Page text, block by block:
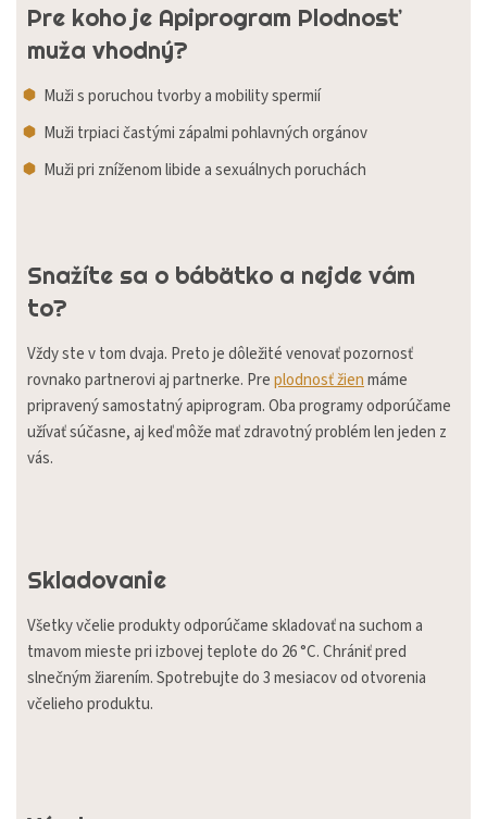
Pre koho je Apiprogram Plodnosť
muža vhodný?
Muži s poruchou tvorby a mobility spermií
Muži trpiaci častými zápalmi pohlavných orgánov
Muži pri zníženom libide a sexuálnych poruchách
Snažíte sa o bábätko a nejde vám
to?
Vždy ste v tom dvaja. Preto je dôležité venovať pozornosť
rovnako partnerovi aj partnerke. Preplodnosť žienmáme
pripravený samostatný apiprogram. Oba programy odporúčame
užívať súčasne, aj keď môže mať zdravotný problém len jeden z
vás.
Skladovanie
Všetky včelie produkty odporúčame skladovať na suchom a
tmavom mieste pri izbovej teplote do 26 °C. Chrániť pred
slnečným žiarením. Spotrebujte do 3 mesiacov od otvorenia
včelieho produktu.